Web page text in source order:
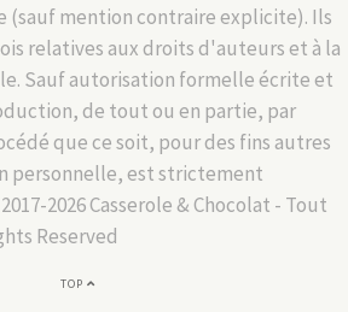
(sauf mention contraire explicite). Ils
relatives aux droits d'auteurs et à la
Sauf autorisation formelle écrite et
de tout ou en partie, par
que ce soit, pour des fins autres
personnelle, est strictement
2026 Casserole & Chocolat - Tout
Reserved
TOP